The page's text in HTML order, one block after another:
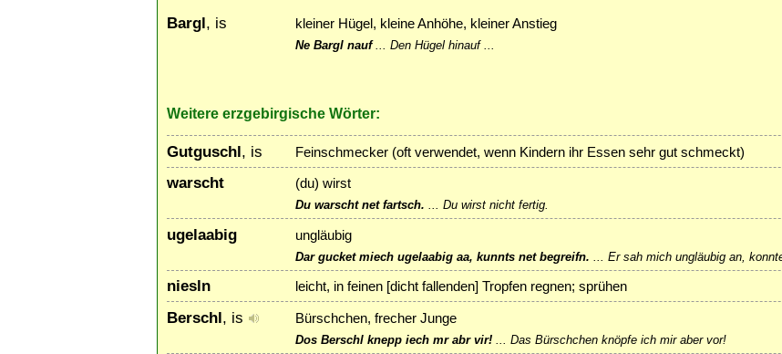
Bargl, is kleiner Hügel, kleine Anhöhe, kleiner Anstieg
Ne Bargl nauf... Den Hügel hinauf ...
Weitere erzgebirgische Wörter:
Gutguschl, is Feinschmecker (oft verwendet, wenn Kindern ihr Essen sehr gut schmeckt)
warscht (du) wirst
Du warscht net fartsch. ... Du wirst nicht fertig.
ugelaabig ungläubig
Dar gucket miech ugelaabig aa, kunnts net begreifn. Er sah mich ungläubig an,
niesln leicht, in feinen [dicht fallenden] Tropfen regnen; sprühen
Berschl, is Bürschchen, frecher Junge
Dos Berschl knepp iech mr abr vir!... Das Bürschchen knöpfe ich mir aber vor!